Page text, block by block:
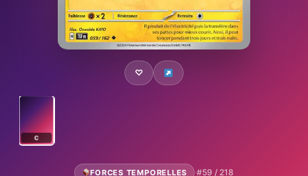
♡
C
FORCES TEMPORELLES ·#59 / 218